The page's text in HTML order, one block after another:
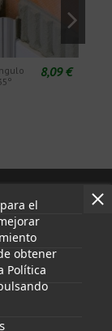
8,09 €
el
obtener
Política